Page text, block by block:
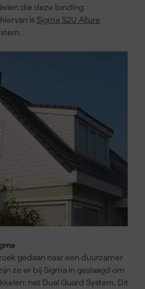
die deze binding
is Sigma S2U Allure
gedaan naar een duurzamer
ze er bij Sigma in geslaagd om
het Dual Guard System. Dit